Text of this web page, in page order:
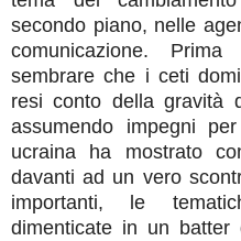
secondo piano, nelle
comunicazione.
sembrare che i ceti
resi conto della gravità
assumendo impegni
ucraina ha mostrato
davanti ad un vero
importanti, le
dimenticate in un